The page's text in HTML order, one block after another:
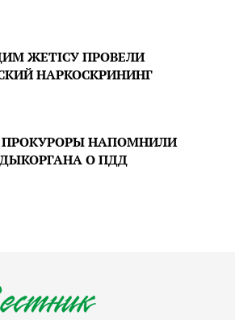
ЖЕТІСУ ПРОВЕЛИ
НАРКОСКРИНИНГ
НАПОМНИЛИ
О ПДД